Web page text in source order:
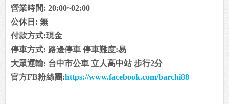
營業時間: 20:00~02:00
公休日: 無
付款方式:現金
停車方式: 路邊停車 停車難度:易
大眾運輸: 台中市公車 立人高中站 步行2分
官方FB粉絲團:https://www.facebook.com/barchi88